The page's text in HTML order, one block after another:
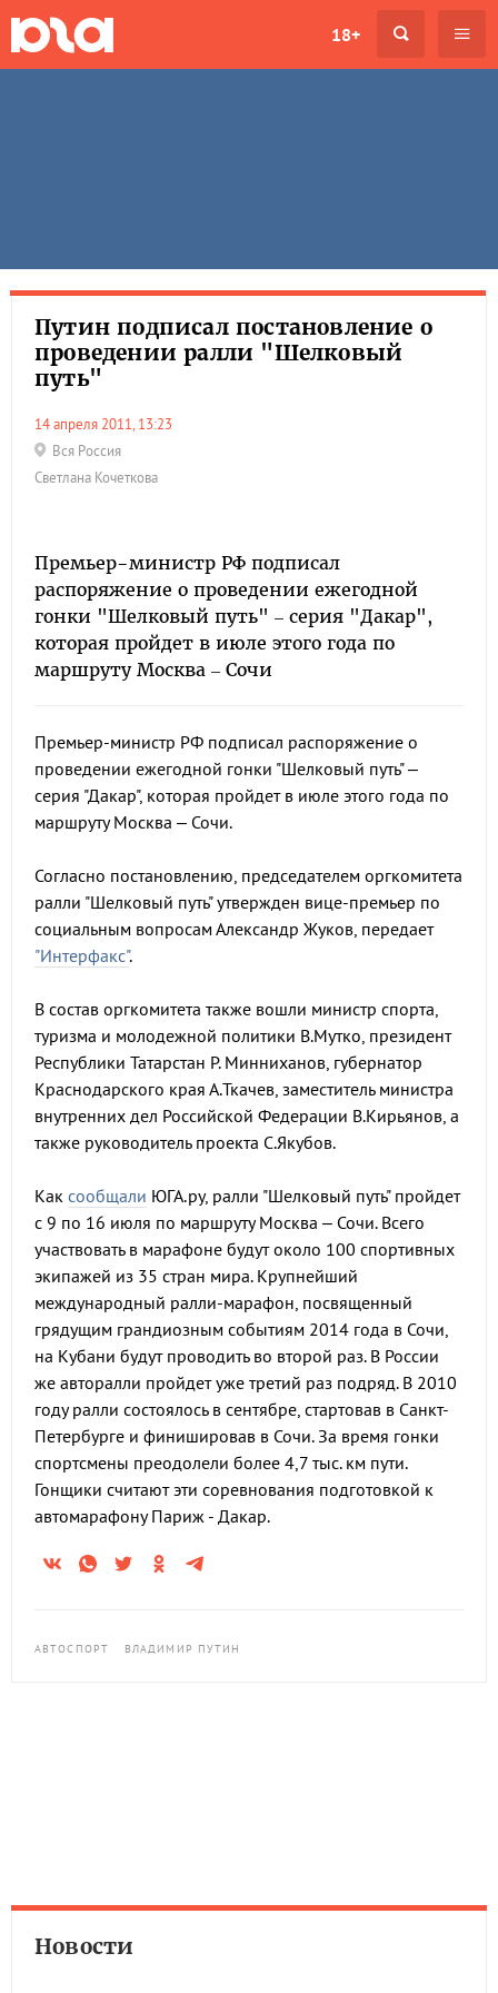
18+
Путин подписал постановление о
проведении ралли "Шелковый
путь"
14 апреля 2011, 13:23
Вся Россия
Светлана Кочеткова
Премьер-министр РФ подписал
распоряжение о проведении ежегодной
гонки "Шелковый путь" – серия "Дакар",
которая пройдет в июле этого года по
маршруту Москва – Сочи
Премьер-министр РФ подписал распоряжение о
проведении ежегодной гонки "Шелковый путь" –
серия "Дакар", которая пройдет в июле этого года по
маршруту Москва – Сочи.
Согласно постановлению, председателем оргкомитета
ралли "Шелковый путь" утвержден вице-премьер по
социальным вопросам Александр Жуков, передает
"Интерфакс".
В состав оргкомитета также вошли министр спорта,
туризма и молодежной политики В.Мутко, президент
Республики Татарстан Р. Минниханов, губернатор
Краснодарского края А.Ткачев, заместитель министра
внутренних дел Российской Федерации В.Кирьянов, а
также руководитель проекта С.Якубов.
Как сообщали ЮГА.ру, ралли "Шелковый путь" пройдет
с 9 по 16 июля по маршруту Москва – Сочи. Всего
участвовать в марафоне будут около 100 спортивных
экипажей из 35 стран мира. Крупнейший
международный ралли-марафон, посвященный
грядущим грандиозным событиям 2014 года в Сочи,
на Кубани будут проводить во второй раз. В России
же авторалли пройдет уже третий раз подряд. В 2010
году ралли состоялось в сентябре, стартовав в Санкт-
Петербурге и финишировав в Сочи. За время гонки
спортсмены преодолели более 4,7 тыс. км пути.
Гонщики считают эти соревнования подготовкой к
автомарафону Париж - Дакар.
АВТОСПОРТ ВЛАДИМИР ПУТИН
Новости